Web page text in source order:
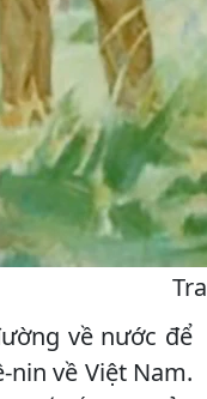
về nước để
nin về Việt Nam.